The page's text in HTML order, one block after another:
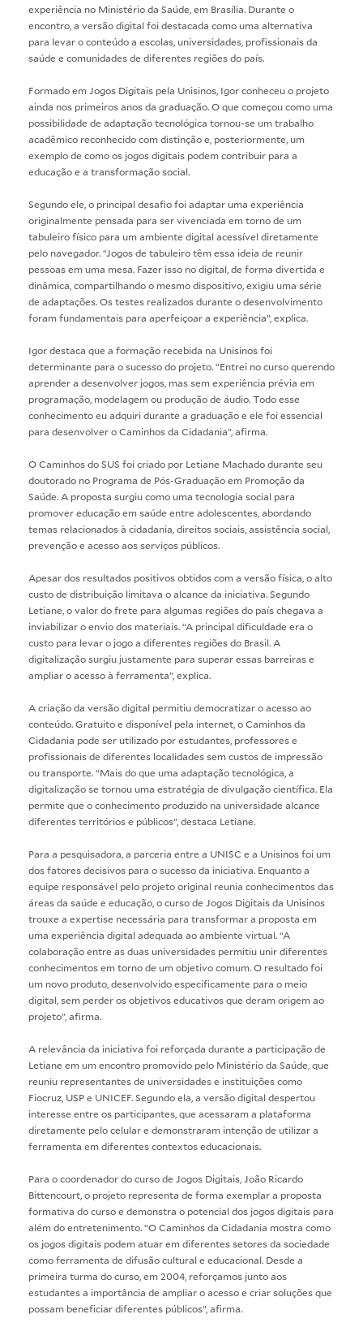
experiência no Ministério da Saúde, em Brasília. Durante o
encontro, a versão digital foi destacada como uma alternativa
para levar o conteúdo a escolas, universidades, profissionais da
saúde e comunidades de diferentes regiões do país.
Formado em Jogos Digitais pela Unisinos, Igor conheceu o projeto
ainda nos primeiros anos da graduação. O que começou como uma
possibilidade de adaptação tecnológica tornou-se um trabalho
acadêmico reconhecido com distinção e, posteriormente, um
exemplo de como os jogos digitais podem contribuir para a
educação e a transformação social.
Segundo ele, o principal desafio foi adaptar uma experiência
originalmente pensada para ser vivenciada em torno de um
tabuleiro físico para um ambiente digital acessível diretamente
pelo navegador. “Jogos de tabuleiro têm essa ideia de reunir
pessoas em uma mesa. Fazer isso no digital, de forma divertida e
dinâmica, compartilhando o mesmo dispositivo, exigiu uma série
de adaptações. Os testes realizados durante o desenvolvimento
foram fundamentais para aperfeiçoar a experiência”, explica.
Igor destaca que a formação recebida na Unisinos foi
determinante para o sucesso do projeto. “Entrei no curso querendo
aprender a desenvolver jogos, mas sem experiência prévia em
programação, modelagem ou produção de áudio. Todo esse
conhecimento eu adquiri durante a graduação e ele foi essencial
para desenvolver o Caminhos da Cidadania”, afirma.
O Caminhos do SUS foi criado por Letiane Machado durante seu
doutorado no Programa de Pós-Graduação em Promoção da
Saúde. A proposta surgiu como uma tecnologia social para
promover educação em saúde entre adolescentes, abordando
temas relacionados à cidadania, direitos sociais, assistência social,
prevenção e acesso aos serviços públicos.
Apesar dos resultados positivos obtidos com a versão física, o alto
custo de distribuição limitava o alcance da iniciativa. Segundo
Letiane, o valor do frete para algumas regiões do país chegava a
inviabilizar o envio dos materiais. “A principal dificuldade era o
custo para levar o jogo a diferentes regiões do Brasil. A
digitalização surgiu justamente para superar essas barreiras e
ampliar o acesso à ferramenta”, explica.
A criação da versão digital permitiu democratizar o acesso ao
conteúdo. Gratuito e disponível pela internet, o Caminhos da
Cidadania pode ser utilizado por estudantes, professores e
profissionais de diferentes localidades sem custos de impressão
ou transporte. “Mais do que uma adaptação tecnológica, a
digitalização se tornou uma estratégia de divulgação científica. Ela
permite que o conhecimento produzido na universidade alcance
diferentes territórios e públicos”, destaca Letiane.
Para a pesquisadora, a parceria entre a UNISC e a Unisinos foi um
dos fatores decisivos para o sucesso da iniciativa. Enquanto a
equipe responsável pelo projeto original reunia conhecimentos das
áreas da saúde e educação, o curso de Jogos Digitais da Unisinos
trouxe a expertise necessária para transformar a proposta em
uma experiência digital adequada ao ambiente virtual. “A
colaboração entre as duas universidades permitiu unir diferentes
conhecimentos em torno de um objetivo comum. O resultado foi
um novo produto, desenvolvido especificamente para o meio
digital, sem perder os objetivos educativos que deram origem ao
projeto”, afirma.
A relevância da iniciativa foi reforçada durante a participação de
Letiane em um encontro promovido pelo Ministério da Saúde, que
reuniu representantes de universidades e instituições como
Fiocruz, USP e UNICEF. Segundo ela, a versão digital despertou
interesse entre os participantes, que acessaram a plataforma
diretamente pelo celular e demonstraram intenção de utilizar a
ferramenta em diferentes contextos educacionais.
Para o coordenador do curso de Jogos Digitais, João Ricardo
Bittencourt, o projeto representa de forma exemplar a proposta
formativa do curso e demonstra o potencial dos jogos digitais para
além do entretenimento. “O Caminhos da Cidadania mostra como
os jogos digitais podem atuar em diferentes setores da sociedade
como ferramenta de difusão cultural e educacional. Desde a
primeira turma do curso, em 2004, reforçamos junto aos
estudantes a importância de ampliar o acesso e criar soluções que
possam beneficiar diferentes públicos”, afirma.